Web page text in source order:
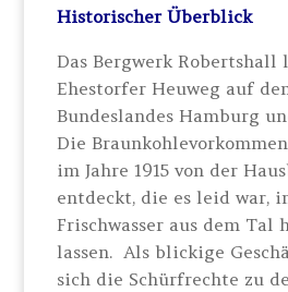
Historischer Überblick
Das Bergwerk Robertshall
Ehestorfer Heuweg auf
Bundeslandes Hamburg
Die
im Jahre 1915 von der
entdeckt, die es leid war,
Frischwasser aus dem Tal
lassen. Als blickige
sich die Schürfrechte zu